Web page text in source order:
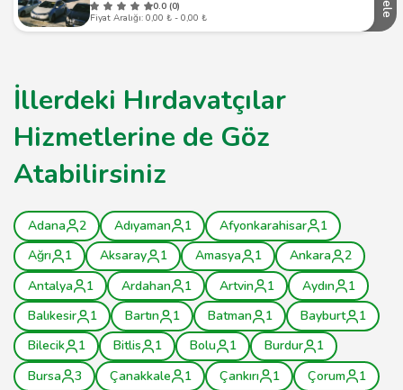
0.0 (0)
Fiyat Aralığı: 0,00 ₺ - 0,00 ₺
İllerdeki Hırdavatçılar
Hizmetlerine de Göz
Atabilirsiniz
Adana 2 Adıyaman 1 Afyonkarahisar
1
Ağrı
1 Aksaray 1 Amasya 1 Ankara
2
Antalya
1 Ardahan 1 Artvin 1 Aydın
1
Balıkesir
1 Bartın 1 Batman 1 Bayburt
1
Bilecik
1 Bitlis 1 Bolu 1 Burdur
1
Bursa
3 Çanakkale 1 Çankırı 1 Çorum
1